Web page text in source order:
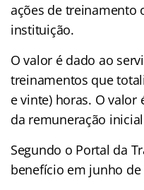
ações de treinamento
instituição.
O valor é dado ao
treinamentos que
e vinte) horas. O valor
da remuneração
Segundo o Portal da
benefício em junho de